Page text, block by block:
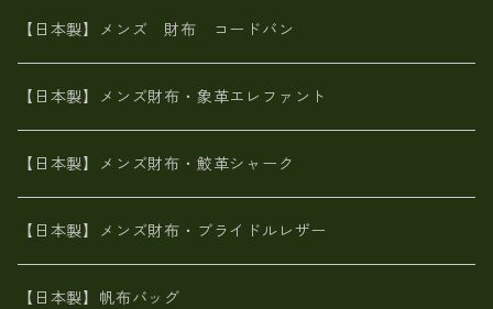
メタリック
革友禅染め
ポーテッド
メタリック
革友禅染め
山羊革
火山灰染め
名刺入れ・キーケース、他
象革エレファント【日本製】メンズ 財布
鮫革シャーク【日本製】メンズ 財布
ブライドルレザー【日本製】メンズ 財布
MAISON de HIROAN 【日本製】メンズ 財布
栃木レザー 【日本製】メンズ 財布
【日本製】メンズ 財布 コードバン
【日本製】メンズ財布・象革エレファント
【日本製】メンズ財布・鮫革シャーク
【日本製】メンズ財布・ブライドルレザー
【日本製】帆布バッグ